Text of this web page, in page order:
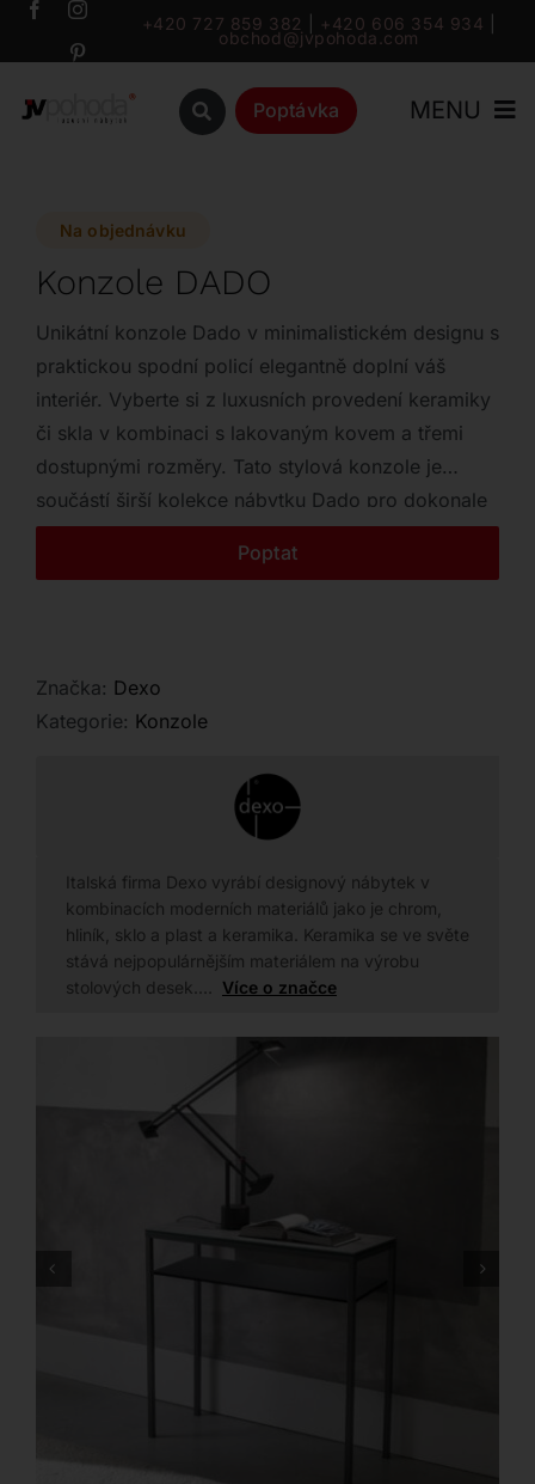
Přeskočit
+420 727 859 382 +420 606 354 934
obchod@jvpohoda.com
Poptávka MENU
Katalog
Značky
Outlet
Kontakt
Na objednávku
Konzole DADO
Unikátní konzole Dado v minimalistickém designu s
praktickou spodní policí elegantně doplní váš
interiér. Vyberte si z luxusních provedení keramiky
či skla v kombinaci s lakovaným kovem a třemi
dostupnými rozměry. Tato stylová konzole je
součástí širší kolekce nábytku Dado pro dokonale
sladěný domov.
Poptat
Značka: Dexo
Kategorie: Konzole
Italská firma Dexo vyrábí designový nábytek v
kombinacích moderních materiálů jako je chrom,
hliník, sklo a plast a keramika. Keramika se ve světe
stává nejpopulárnějším materiálem na výrobu
stolových desek.…
Více o značce